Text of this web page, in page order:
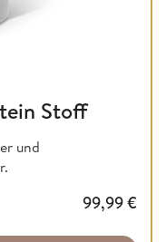
Stoff
und
99,99€